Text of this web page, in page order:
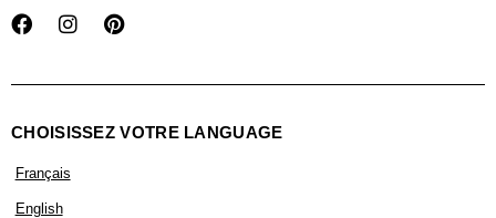
CHOISISSEZ VOTRE LANGUAGE
Français
English